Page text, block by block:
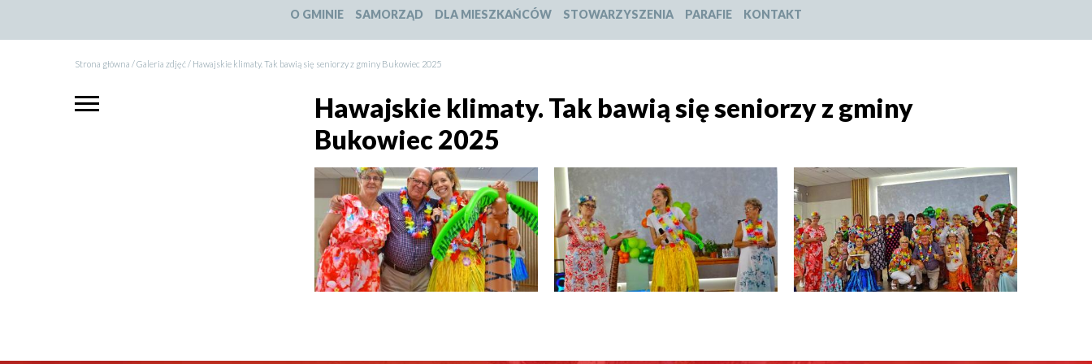
1
2
4
O GMINIE SAMORZĄD DLA MIESZKAŃCÓW STOWARZYSZENIA PARAFIE KONTAKT
Ścieżka
Strona główna Galeria zdjęć Hawajskie klimaty. Tak bawią się seniorzy z gminy Bukowiec 2025
Menu
główne
Hawajskie klimaty. Tak bawią się seniorzy z gminy
Bukowiec 2025
Obrazki
galerii: